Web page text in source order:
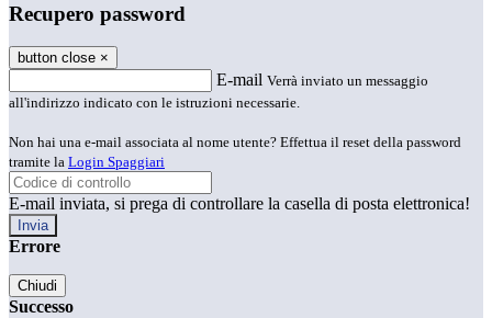
Recupero password
button close ×
E-mail Verrà inviato un messaggio
all'indirizzo indicato con le istruzioni necessarie.
Non hai una e-mail associata al nome utente? Effettua il reset della password
tramite la Login Spaggiari
E-mail inviata, si prega di controllare la casella di posta elettronica!
Errore
Chiudi
Successo